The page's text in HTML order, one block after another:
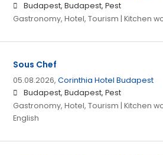
Budapest, Budapest, Pest
Gastronomy, Hotel, Tourism | Kitchen
Sous Chef
05.08.2026, Corinthia Hotel Budapest
Budapest, Budapest, Pest
Gastronomy, Hotel, Tourism | Kitchen
English